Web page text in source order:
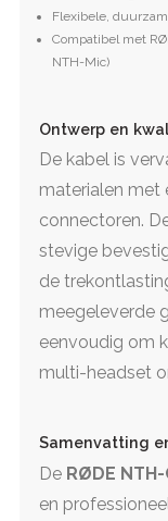
Flexibele,
Compatibel met
NTH-Mic)
Ontwerp en
De kabel is
materialen met
connectoren.
stevige
de
meegeleverde
eenvoudig om
multi-headset
Samenvatting
De RØDE NTH-
en